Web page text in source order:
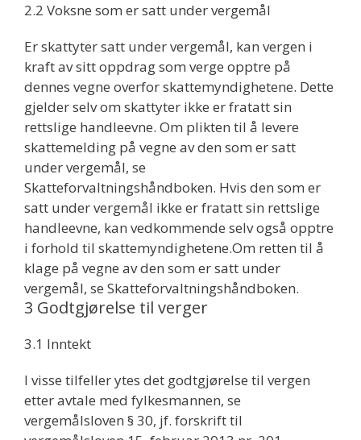
2.2 Voksne som er satt under vergemål
Er skattyter satt under vergemål, kan vergen i
kraft av sitt oppdrag som verge opptre på
dennes vegne overfor skattemyndighetene. Dette
gjelder selv om skattyter ikke er fratatt sin
rettslige handleevne. Om plikten til å levere
skattemelding på vegne av den som er satt
under vergemål, se
Skatteforvaltningshåndboken. Hvis den som er
satt under vergemål ikke er fratatt sin rettslige
handleevne, kan vedkommende selv også opptre
i forhold til skattemyndighetene.Om retten til å
klage på vegne av den som er satt under
vergemål, se Skatteforvaltningshåndboken.
3 Godtgjørelse til verger
3.1 Inntekt
I visse tilfeller ytes det godtgjørelse til vergen
etter avtale med fylkesmannen, se
vergemålsloven § 30, jf. forskrift til